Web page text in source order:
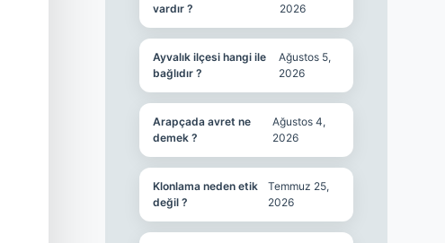
vardır ?
2026
Ayvalık ilçesi hangi ile
bağlıdır ?
Ağustos 5,
2026
Arapçada avret ne
demek ?
Ağustos 4,
2026
Klonlama neden etik
değil ?
Temmuz 25,
2026